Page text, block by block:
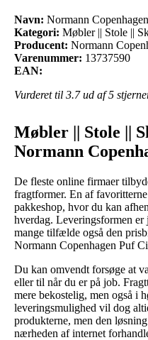
Navn: Normann
Kategori: Møbler || Stole ||
Producent: Normann
Varenummer: 13737590
EAN:
Vurderet til 3.7ud af 5
Møbler || Stole ||
Normann
De fleste online firmaer
fragtformer. En af
pakkeshop, hvor du kan
hverdag. Leveringsformen
mange tilfælde også den
Normann Copenhagen Puf
Du kan omvendt forsøge at
eller til når du er på job.
mere bekostelig, men også i
leveringsmulighed vil dog
produkterne, men den
nærheden af internet